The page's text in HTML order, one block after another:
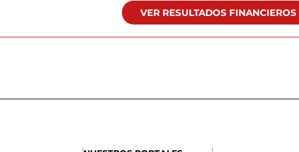
VER RESULTADOS FINANCIEROS